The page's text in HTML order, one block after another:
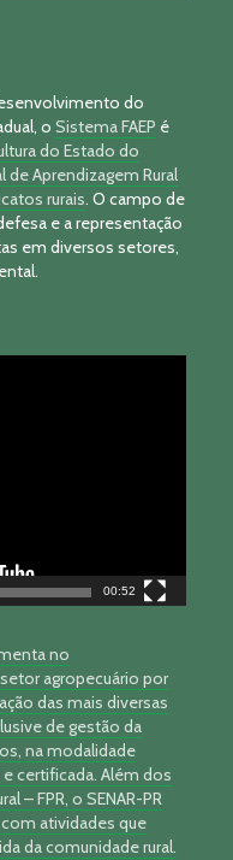
do
o Sistema FAEP é
do Estado do
de Aprendizagem Rural
rurais. O campo de
e a representação
em diversos setores,
00:52
no
agropecuário por
das mais diversas
de gestão da
na modalidade
certificada. Além dos
– FPR, o SENAR-PR
atividades que
da comunidade rural.